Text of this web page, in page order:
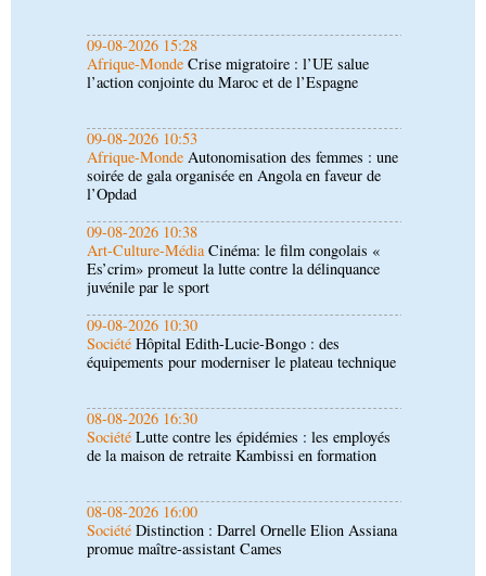
09-08-2026 10:53
Afrique-Monde Autonomisation des femmes : une
soirée de gala organisée en Angola en faveur de
09-08-2026 10:38
Art-Culture-MédiaCinéma: le film congolais «
Es’crim» promeut la lutte contre la délinquance
juvénile par le sport
09-08-2026 10:30
SociétéHôpital Edith-Lucie-Bongo : des
équipements pour moderniser le plateau technique
08-08-2026 16:30
Société Lutte contre les épidémies : les employés
de la maison de retraite Kambissi en formation
08-08-2026 16:00
Société Distinction : Darrel Ornelle Elion Assiana
promue maître-assistant Cames
08-08-2026 15:14
SportCoupe du Congo de football : JST, Inter,
Cara et V Club qualifiés pour les demi-finales